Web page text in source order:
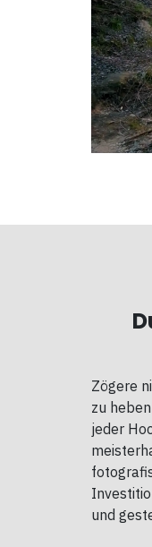
Zögere
zu
jeder
und